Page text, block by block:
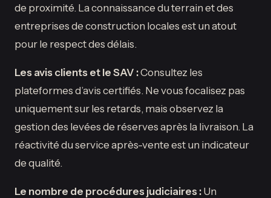
de proximité. La connaissance du terrain et des
entreprises de construction locales est un atout
pour le respect des délais.
Les avis clients et le SAV :Consultez les
plateformes d’avis certifiés. Ne vous focalisez pas
uniquement sur les retards, mais observez la
gestion des levées de réserves après la livraison. La
réactivité du service après-vente est un indicateur
de qualité.
Le nombre de procédures judiciaires :Un